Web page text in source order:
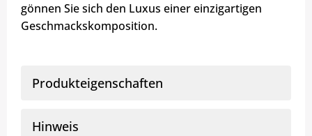
gönnen Sie sich den Luxus einer einzigartigen
Geschmackskomposition.
Produkteigenschaften
Hinweis